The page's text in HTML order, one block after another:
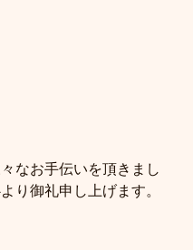
なお手伝いを頂きまし
り御礼申し上げます。